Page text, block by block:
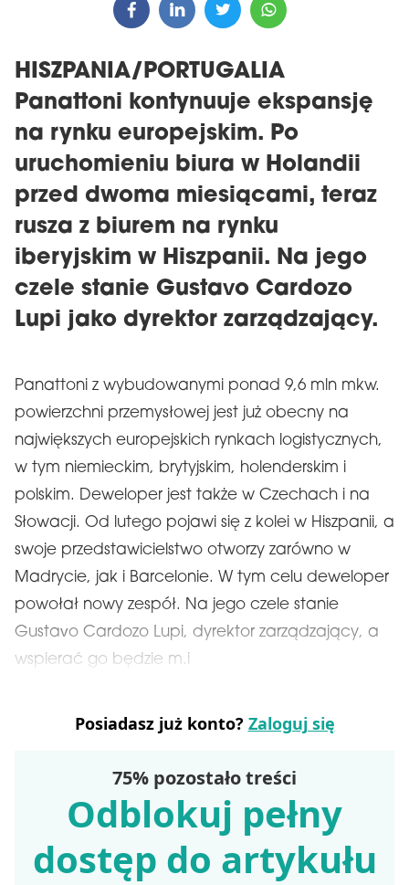
HISZPANIA/PORTUGALIA
Panattoni kontynuuje ekspansję
na rynku europejskim. Po
uruchomieniu biura w Holandii
przed dwoma miesiącami, teraz
rusza z biurem na rynku
iberyjskim w Hiszpanii. Na jego
czele stanie Gustavo Cardozo
Lupi jako dyrektor zarządzający.
Panattoni z wybudowanymi ponad 9,6 mln mkw.
powierzchni przemysłowej jest już obecny na
największych europejskich rynkach logistycznych,
w tym niemieckim, brytyjskim, holenderskim i
polskim. Deweloper jest także w Czechach i na
Słowacji. Od lutego pojawi się z kolei w Hiszpanii, a
swoje przedstawicielstwo otworzy zarówno w
Madrycie, jak i Barcelonie. W tym celu deweloper
powołał nowy zespół. Na jego czele stanie
Gustavo Cardozo Lupi, dyrektor zarządzający, a
wspierać go będzie m.i
Posiadasz już konto? Zaloguj się
75% pozostało treści
Odblokuj pełny
dostęp do artykułu